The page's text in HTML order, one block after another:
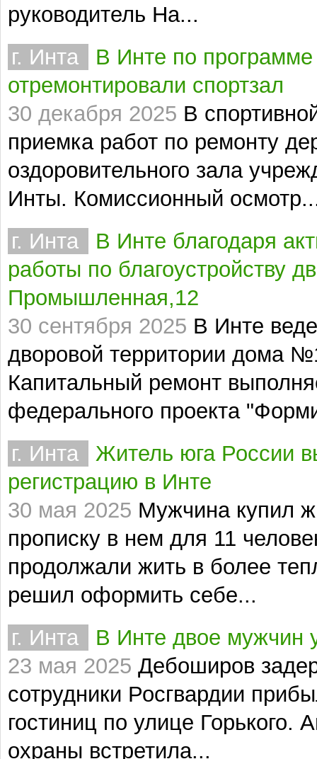
руководитель На...
г. Инта
В Инте по
отремонтировали спортзал
30 декабря 2025 В
приемка работ по ремонту
оздоровительного зала
Инты. Комиссионный
г. Инта
В Инте благодаря
работы по благоустройству
Промышленная,12
30 сентября 2025 В Инте
дворовой территории дома
Капитальный ремонт
федерального проекта
г. Инта
Житель юга России
регистрацию в Инте
30 мая 2025 Мужчина купил
прописку в нем для 11
продолжали жить в более
решил оформить себе...
г. Инта
В Инте двое мужчин
23 мая 2025 Дебоширов
сотрудники Росгвардии
гостиниц по улице Горького.
охраны встретила...